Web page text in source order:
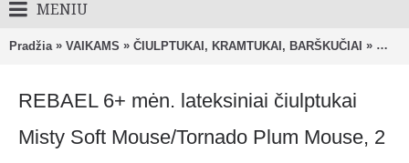
MENIU
Pradžia » VAIKAMS » ČIULPTUKAI, KRAMTUKAI, BARŠKUČIAI »
REBAEL 6+ mėn. lateksiniai čiulptukai
Misty Soft Mouse/Tornado Plum Mouse, 2